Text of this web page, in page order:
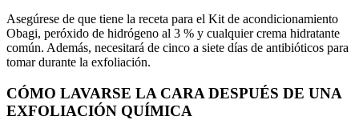
Asegúrese de que tiene la receta para el Kit de acondicionamiento
Obagi, peróxido de hidrógeno al 3 % y cualquier crema hidratante
común. Además, necesitará de cinco a siete días de antibióticos para
tomar durante la exfoliación.
CÓMO LAVARSE LA CARA DESPUÉS DE UNA
EXFOLIACIÓN QUÍMICA